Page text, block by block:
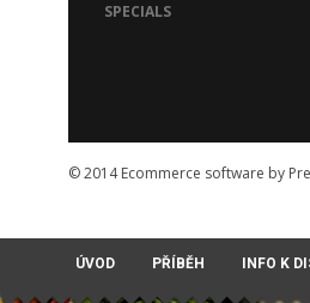
SPECIALS
© 2014Ecommerce software by
ÚVOD PŘÍBĚH INFO K